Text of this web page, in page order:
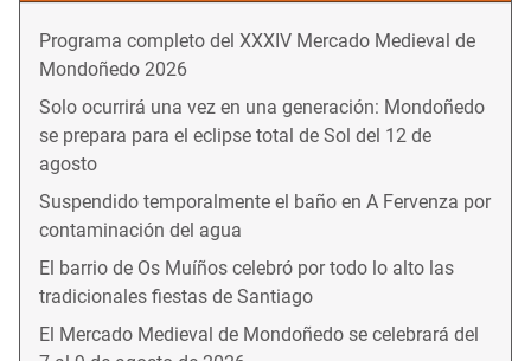
Programa completo del XXXIV Mercado Medieval de
Mondoñedo 2026
Solo ocurrirá una vez en una generación: Mondoñedo
se prepara para el eclipse total de Sol del 12 de
agosto
Suspendido temporalmente el baño en A Fervenza por
contaminación del agua
El barrio de Os Muíños celebró por todo lo alto las
tradicionales fiestas de Santiago
El Mercado Medieval de Mondoñedo se celebrará del